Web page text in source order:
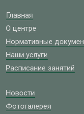
Главная
О центре
Нормативные
Наши услуги
Расписание занятий
Новости
Фотогалерея